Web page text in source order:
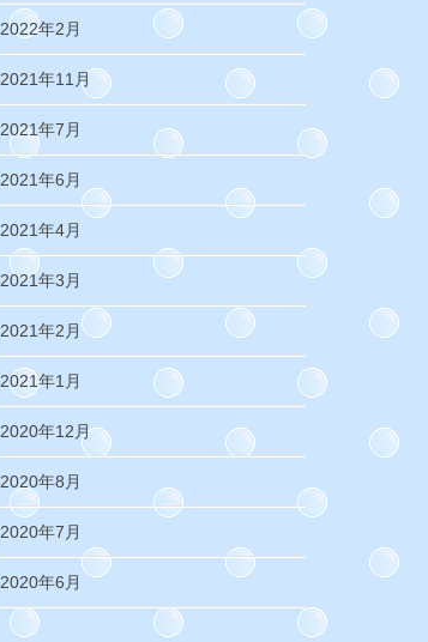
2022年2月
2021年11月
2021年7月
2021年6月
2021年4月
2021年3月
2021年2月
2021年1月
2020年12月
2020年8月
2020年7月
2020年6月